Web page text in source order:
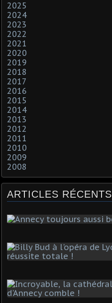
2025
2024
2023
2022
2021
2020
2019
2018
2017
2016
2015
2014
2013
2012
2011
2010
2009
2008
ARTICLES RÉCENTS